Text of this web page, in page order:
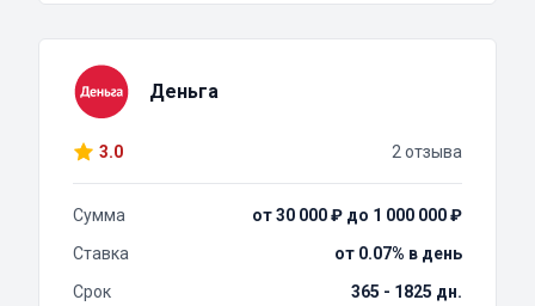
Деньга
3.0 2 отзыва
Сумма
от 30 000 ₽ до 1 000 000 ₽
Ставка
от 0.07% в день
Срок
365 - 1825 дн.